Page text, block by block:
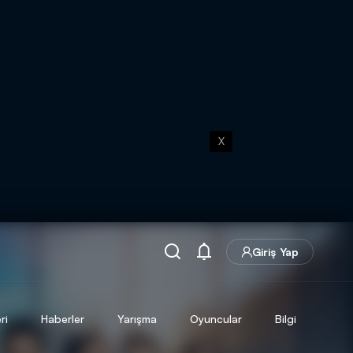
X
Giriş Yap
Haberler Yarışma Oyuncular Bilgi